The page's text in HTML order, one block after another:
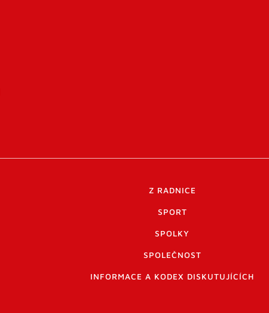
Z RADNICE
SPORT
SPOLKY
SPOLEČNOST
INFORMACE A KODEX DISKUTUJÍCÍCH